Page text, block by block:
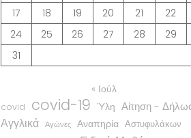
17
18 19 20 21 22
24
25 26 27 28 29
31
« Ιούλ
covid covid-19 Ύλη Αίτηση -
Αγγλικά Αγώνες Αναπηρία Αστυφυλάκων